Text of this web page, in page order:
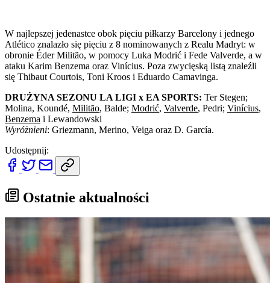
W najlepszej jedenastce obok pięciu piłkarzy Barcelony i jednego
Atlético znalazło się pięciu z 8 nominowanych z Realu Madryt: w
obronie Éder Militão, w pomocy Luka Modrić i Fede Valverde, a w
ataku Karim Benzema oraz Vinícius. Poza zwycięską listą znaleźli
się Thibaut Courtois, Toni Kroos i Eduardo Camavinga.
DRUŻYNA SEZONU LA LIGI x EA SPORTS: Ter Stegen;
Molina, Koundé, Militão, Balde; Modrić, Valverde, Pedri; Vinícius,
Benzema i Lewandowski
Wyróżnieni: Griezmann, Merino, Veiga oraz D. García.
Udostępnij:
Ostatnie aktualności